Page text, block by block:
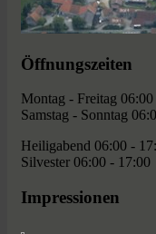
Öffnungszeiten
Montag - Freitag
Samstag - Sonntag
Heiligabend 06:00 -
Silvester 06:00 - 17:00
Impressionen